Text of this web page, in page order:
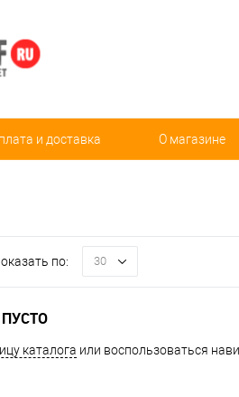
и доставка О магазине
по: 30
каталога или воспользоваться